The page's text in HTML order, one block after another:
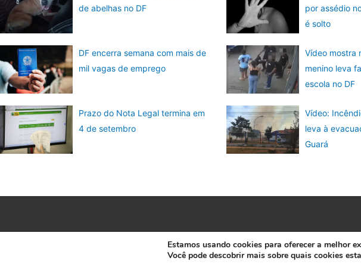
de abelhas no DF
por assédio
é solto
DF encerra semana com mais de
mil vagas de emprego
Vídeo mostra
menino leva
escola no DF
Prazo do Nota Legal termina em
4 de setembro
Vídeo:
leva à
Guará
Estamos usando cookies para oferecer a melhor
Você pode descobrir mais sobre quais cookies